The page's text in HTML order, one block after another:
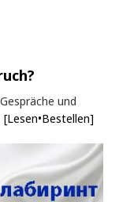
und
[Lesen•Bestellen]